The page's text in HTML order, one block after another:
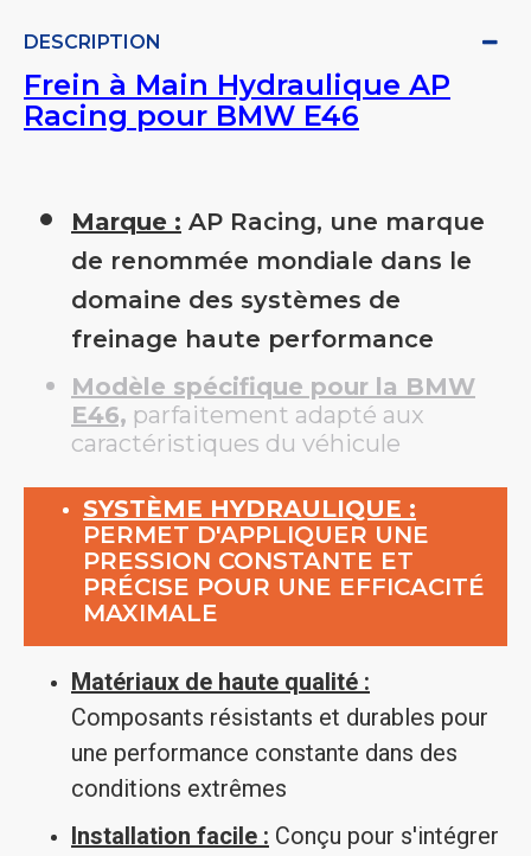
DESCRIPTION
Frein à Main Hydraulique AP
Racing pour BMW E46
Marque : AP Racing, une marque
de renommée mondiale dans le
domaine des systèmes de
freinage haute performance
Modèle spécifique pour la BMW
E46, parfaitement adapté aux
caractéristiques du véhicule
SYSTÈME HYDRAULIQUE :
PERMET D'APPLIQUER UNE
PRESSION CONSTANTE ET
PRÉCISE POUR UNE EFFICACITÉ
MAXIMALE
Matériaux de haute qualité :
Composants résistants et durables pour
une performance constante dans des
conditions extrêmes
Installation facile : Conçu pour s'intégrer